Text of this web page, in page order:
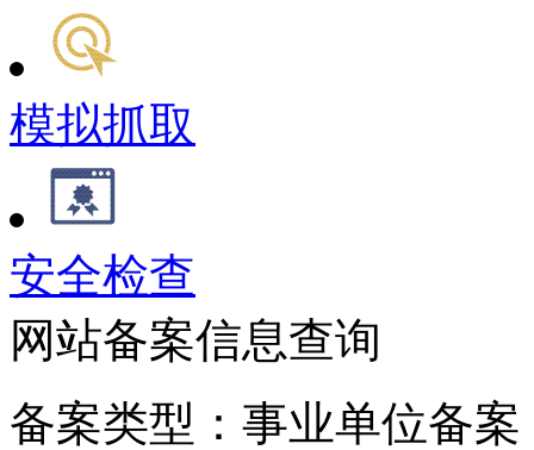
模拟抓取
安全检查
网站备案信息查询
备案类型：事业单位备案